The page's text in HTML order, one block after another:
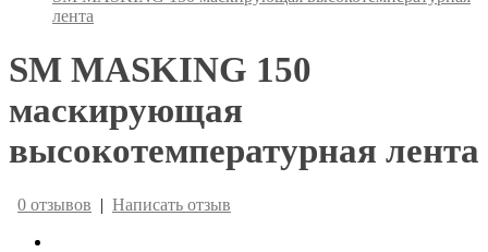
лента
SM MASKING 150
маскирующая
высокотемпературная лента
0 отзывов | Написать отзыв